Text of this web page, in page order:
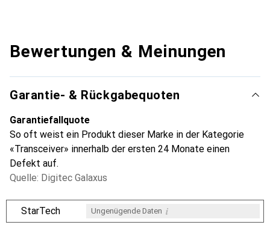
Bewertungen & Meinungen
Garantie- & Rückgabequoten
Garantiefallquote
So oft weist ein Produkt dieser Marke in der Kategorie
«Transceiver» innerhalb der ersten 24 Monate einen
Defekt auf.
Quelle: Digitec Galaxus
StarTech Ungenügende Daten i